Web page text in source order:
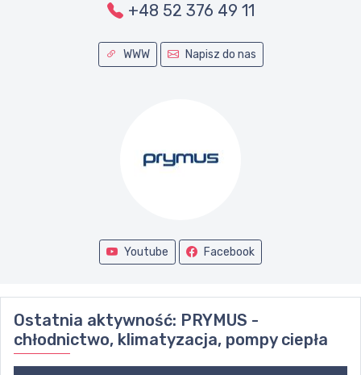
+48 52 376 49 11
WWW Napisz do nas
Youtube Facebook
Ostatnia aktywność: PRYMUS -
chłodnictwo, klimatyzacja, pompy ciepła